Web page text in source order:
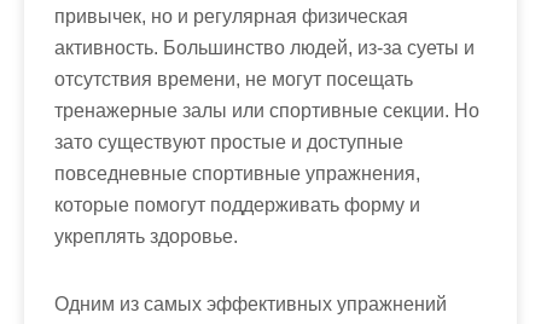
привычек, но и регулярная физическая
активность. Большинство людей, из-за суеты и
отсутствия времени, не могут посещать
тренажерные залы или спортивные секции. Но
зато существуют простые и доступные
повседневные спортивные упражнения,
которые помогут поддерживать форму и
укреплять здоровье.
Одним из самых эффективных упражнений